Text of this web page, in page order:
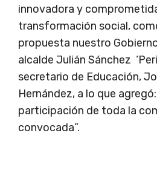
innovadora y
transformación social,
propuesta nuestro
alcalde Julián Sánchez
secretario de Educación,
Hernández, a lo que
participación de toda la
convocada”.